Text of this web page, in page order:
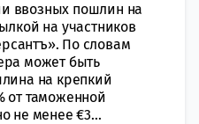
ввозных пошлин на
на участников
По словам
может быть
на крепкий
от таможенной
не менее €3...